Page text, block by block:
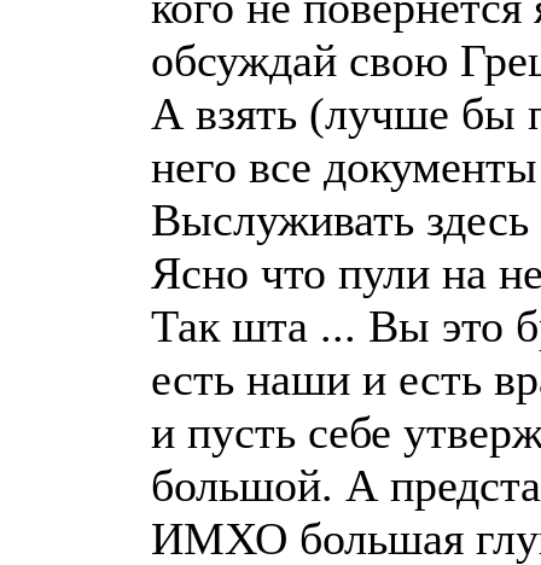
обсуждай свою
А взять (лучше бы
него все
Выслуживать
Ясно что пули на
Так шта ... Вы это
есть наши и есть
и пусть себе
большой. А
ИМХО большая